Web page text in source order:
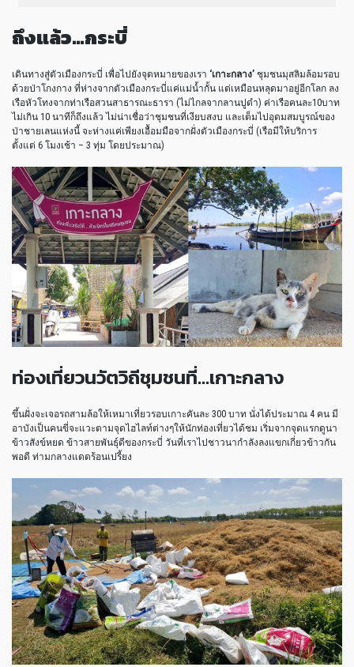
ถึงแล้ว…กระบี่
เดินทางสู่ตัวเมืองกระบี่ เพื่อไปยังจุดหมายของเรา ‘เกาะกลาง’ ชุมชนมุสลิมล้อมรอบ
ด้วยป่าโกงกาง ที่ห่างจากตัวเมืองกระบี่แค่แม่น้ำกั้น แต่เหมือนหลุดมาอยู่อีกโลก ลง
เรือหัวโทงจากท่าเรือสวนสาธารณะธารา (ไม่ไกลจากลานปูดำ) ค่าเรือคนละ10บาท
ไม่เกิน 10 นาทีก็ถึงแล้ว ไม่น่าเชื่อว่าชุมชนที่เงียบสงบ และเต็มไปอุดมสมบูรณ์ของ
ป่าชายเลนแห่งนี้ จะห่างแค่เพียงเอื้อมมือจากฝั่งตัวเมืองกระบี่ (เรือมีให้บริการ
ตั้งแต่ 6 โมงเช้า – 3 ทุ่ม โดยประมาณ)
ท่องเที่ยวนวัตวิถีชุมชนที่…เกาะกลาง
ขึ้นฝั่งจะเจอรถสามล้อให้เหมาเที่ยวรอบเกาะคันละ 300 บาท นั่งได้ประมาณ 4 คน มี
อาบังเป็นคนขี่จะแวะตามจุดไฮไลท์ต่างๆให้นักท่องเที่ยวได้ชม เริ่มจากจุดแรกดูนา
ข้าวสังข์หยด ข้าวสายพันธุ์ดีของกระบี่ วันที่เราไปชาวนากำลังลงแขกเกี่ยวข้าวกัน
พอดี ท่ามกลางแดดร้อนเปรี้ยง